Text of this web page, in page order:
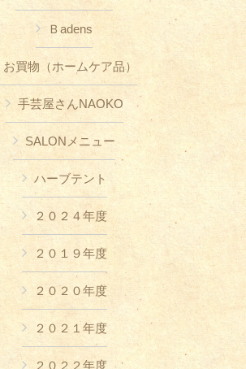
Ｂadens
お買物（ホームケア品）
手芸屋さんNAOKO
SALONメニュー
ハーブテント
２０２４年度
２０１９年度
２０２０年度
２０２１年度
２０２２年度